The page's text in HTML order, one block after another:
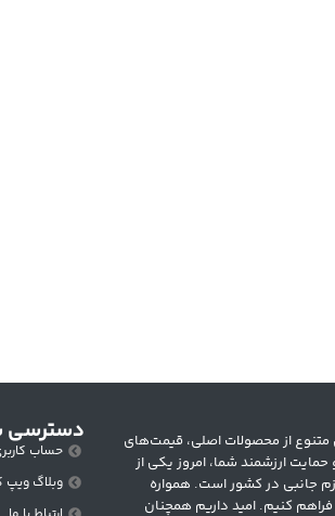
متنوع از محصولات اصلی، قیمت‌های
ارزشمند شما، امروز یکی از
جانبی در کشور است. همواره
کنیم. امید داریم همچنان
دسترسی
حساب
وبلاگ ویپ